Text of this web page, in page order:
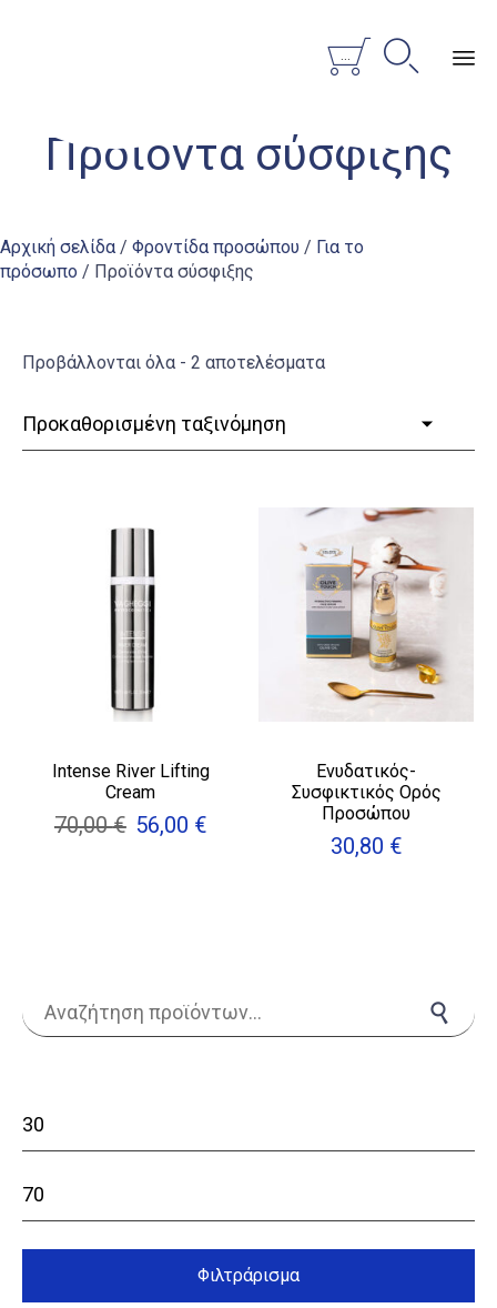

... 
Προϊόντα σύσφιξης
Αρχική σελίδα / Φροντίδα προσώπου / Για το
πρόσωπο / Προϊόντα σύσφιξης
Προβάλλονται όλα - 2 αποτελέσματα
Intense River Lifting
Cream
70,00€ Original
56,00 €Η
Ενυδατικός-
Συσφικτικός Ορός
Προσώπου
30,80 €
Φιλτράρισμα